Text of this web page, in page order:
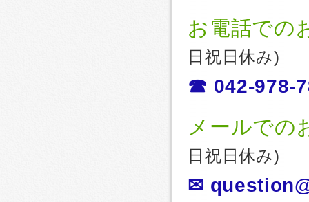
お電話での
日祝日休み)
☎ 042-978-
メールでの
日祝日休み)
✉